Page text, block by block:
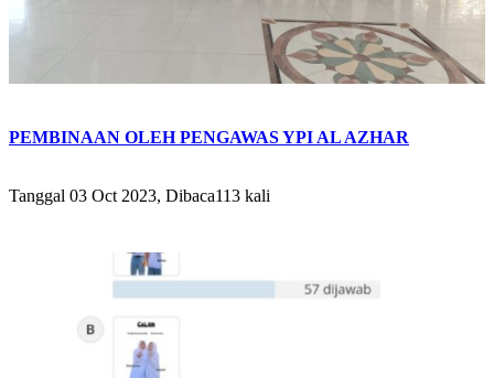
PEMBINAAN OLEH PENGAWAS YPI AL AZHAR
Tanggal 03 Oct 2023, Dibaca113 kali